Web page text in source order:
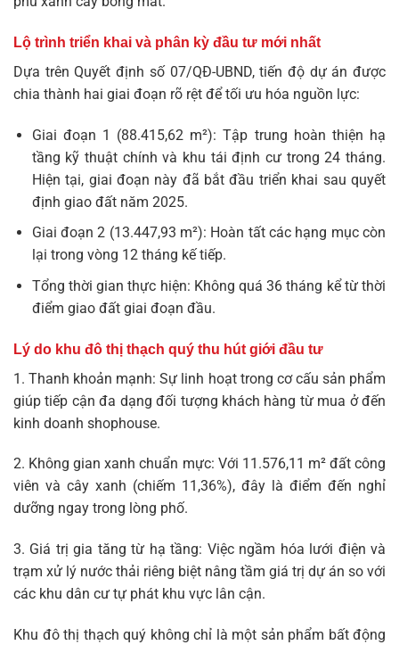
Lộ trình triển khai và phân kỳ đầu tư mới nhất
Dựa trên Quyết định số 07/QĐ-UBND, tiến độ dự án được
chia thành hai giai đoạn rõ rệt để tối ưu hóa nguồn lực:
Giai đoạn 1 (88.415,62 m²): Tập trung hoàn thiện hạ
tầng kỹ thuật chính và khu tái định cư trong 24 tháng.
Hiện tại, giai đoạn này đã bắt đầu triển khai sau quyết
định giao đất năm 2025.
Giai đoạn 2 (13.447,93 m²): Hoàn tất các hạng mục còn
lại trong vòng 12 tháng kế tiếp.
Tổng thời gian thực hiện: Không quá 36 tháng kể từ thời
điểm giao đất giai đoạn đầu.
Lý do khu đô thị thạch quý thu hút giới đầu tư
1. Thanh khoản mạnh: Sự linh hoạt trong cơ cấu sản phẩm
giúp tiếp cận đa dạng đối tượng khách hàng từ mua ở đến
kinh doanh shophouse.
2. Không gian xanh chuẩn mực: Với 11.576,11 m² đất công
viên và cây xanh (chiếm 11,36%), đây là điểm đến nghỉ
dưỡng ngay trong lòng phố.
3. Giá trị gia tăng từ hạ tầng: Việc ngầm hóa lưới điện và
trạm xử lý nước thải riêng biệt nâng tầm giá trị dự án so với
các khu dân cư tự phát khu vực lân cận.
Khu đô thị thạch quý không chỉ là một sản phẩm bất động